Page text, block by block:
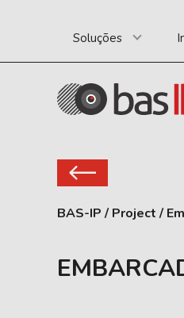
Soluções
BAS-IP / Project /